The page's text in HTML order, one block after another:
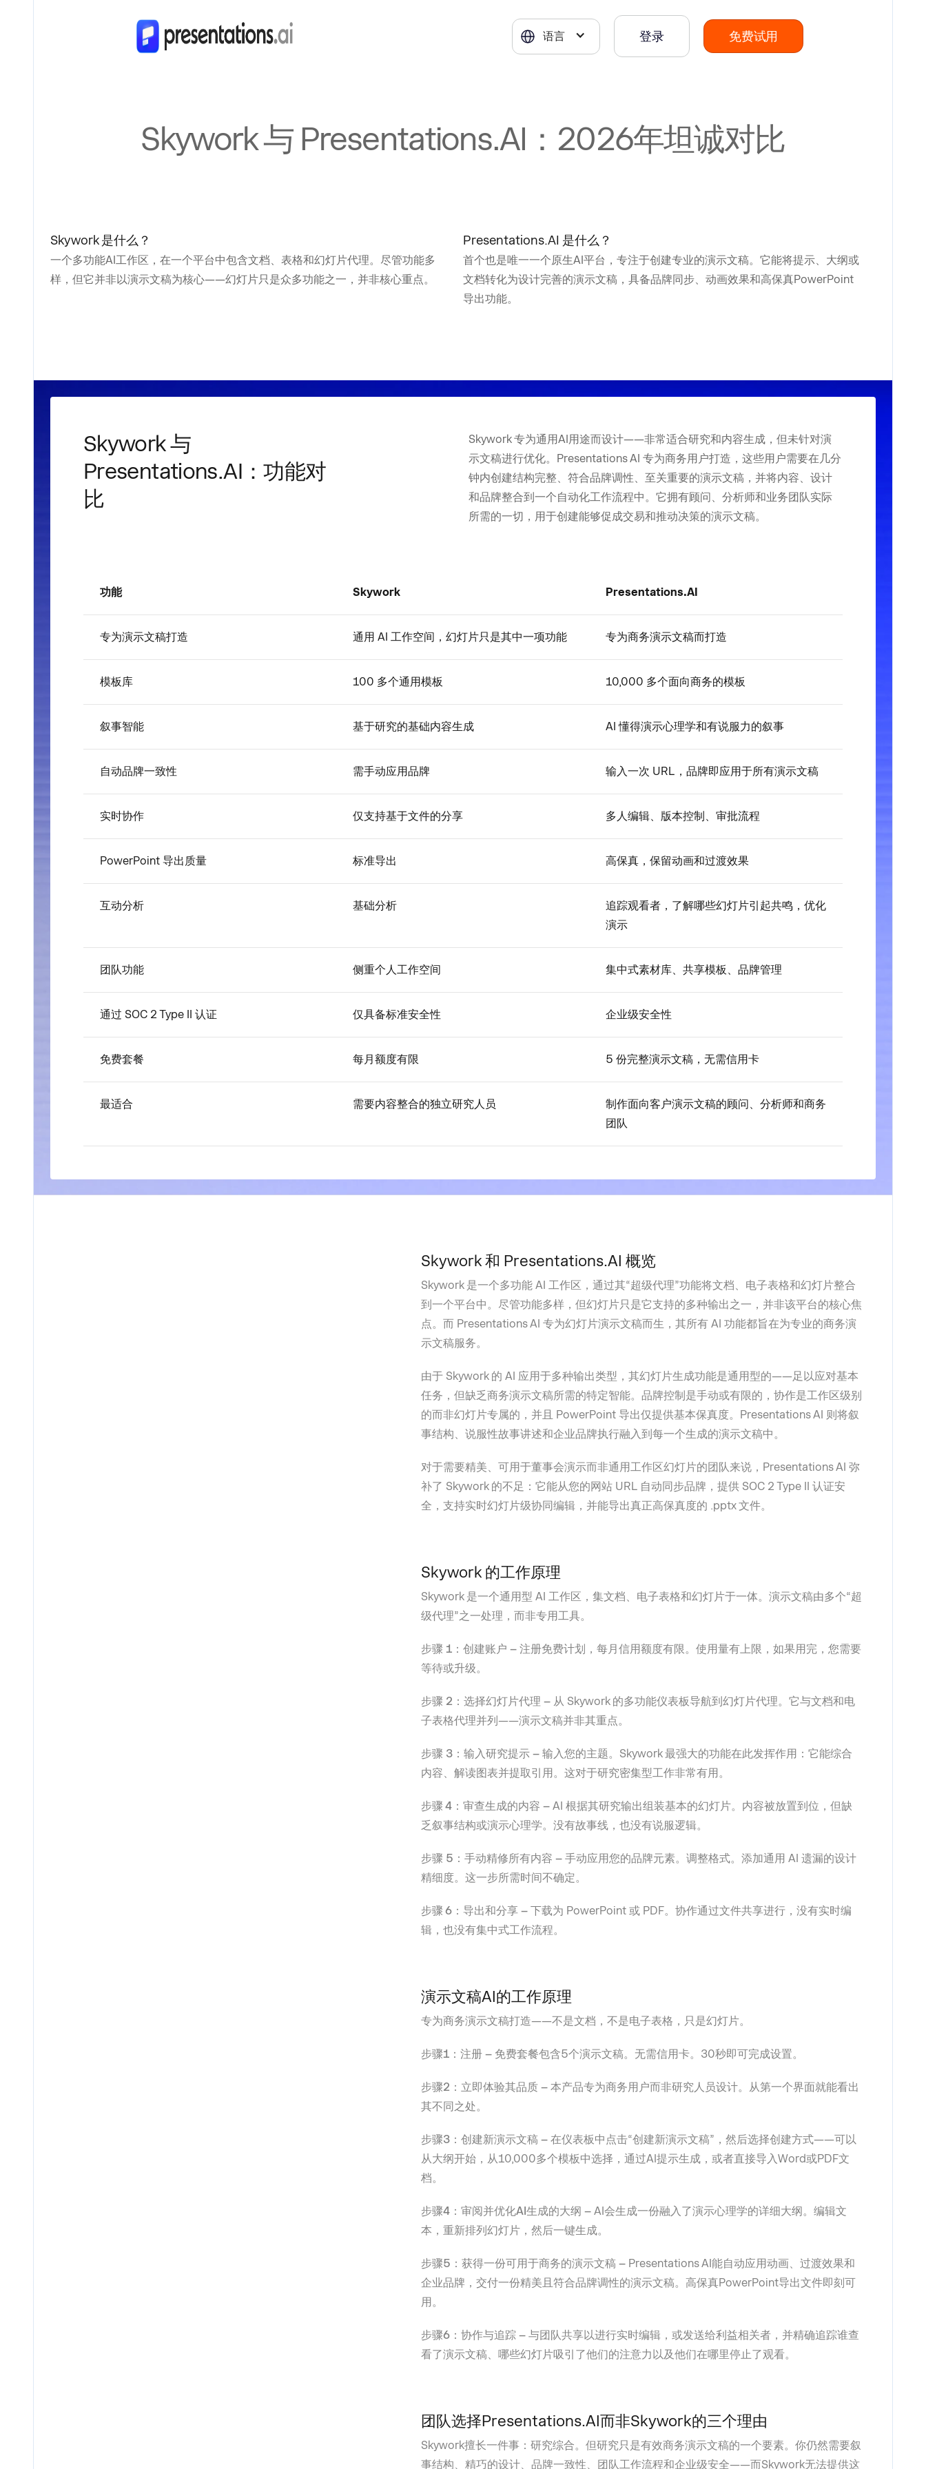
语言 登录 免费试用
Skywork 与 Presentations.AI：2026年坦诚对比
Skywork 是什么？
一个多功能AI工作区，在一个平台中包含文档、表格和幻灯片代理。尽管功能多
样，但它并非以演示文稿为核心——幻灯片只是众多功能之一，并非核心重点。
Presentations.AI 是什么？
首个也是唯一一个原生AI平台，专注于创建专业的演示文稿。它能将提示、大纲或
文档转化为设计完善的演示文稿，具备品牌同步、动画效果和高保真PowerPoint
导出功能。
Skywork 与
Presentations.AI：功能对
比
Skywork 专为通用AI用途而设计——非常适合研究和内容生成，但未针对演
示文稿进行优化。Presentations AI 专为商务用户打造，这些用户需要在几分
钟内创建结构完整、符合品牌调性、至关重要的演示文稿，并将内容、设计
和品牌整合到一个自动化工作流程中。它拥有顾问、分析师和业务团队实际
所需的一切，用于创建能够促成交易和推动决策的演示文稿。
功能 Skywork Presentations.AI
专为演示文稿打造 通用 AI 工作空间，幻灯片只是其中一项功能 专为商务演示文稿而打造
模板库 100 多个通用模板 10,000 多个面向商务的模板
叙事智能 基于研究的基础内容生成 AI 懂得演示心理学和有说服力的叙事
自动品牌一致性 需手动应用品牌 输入一次 URL，品牌即应用于所有演示文稿
实时协作 仅支持基于文件的分享 多人编辑、版本控制、审批流程
PowerPoint 导出质量 标准导出 高保真，保留动画和过渡效果
互动分析 基础分析
追踪观看者，了解哪些幻灯片引起共鸣，优化
演示
团队功能 侧重个人工作空间 集中式素材库、共享模板、品牌管理
通过 SOC 2 Type II 认证 仅具备标准安全性 企业级安全性
免费套餐 每月额度有限 5 份完整演示文稿，无需信用卡
最适合 需要内容整合的独立研究人员
制作面向客户演示文稿的顾问、分析师和商务
团队
Skywork 和 Presentations.AI 概览
Skywork 是一个多功能 AI 工作区，通过其“超级代理”功能将文档、电子表格和幻灯片整合
到一个平台中。尽管功能多样，但幻灯片只是它支持的多种输出之一，并非该平台的核心焦
点。而 Presentations AI 专为幻灯片演示文稿而生，其所有 AI 功能都旨在为专业的商务演
示文稿服务。
由于 Skywork 的 AI 应用于多种输出类型，其幻灯片生成功能是通用型的——足以应对基本
任务，但缺乏商务演示文稿所需的特定智能。品牌控制是手动或有限的，协作是工作区级别
的而非幻灯片专属的，并且 PowerPoint 导出仅提供基本保真度。Presentations AI 则将叙
事结构、说服性故事讲述和企业品牌执行融入到每一个生成的演示文稿中。
对于需要精美、可用于董事会演示而非通用工作区幻灯片的团队来说，Presentations AI 弥
补了 Skywork 的不足：它能从您的网站 URL 自动同步品牌，提供 SOC 2 Type II 认证安
全，支持实时幻灯片级协同编辑，并能导出真正高保真度的 .pptx 文件。
Skywork 的工作原理
Skywork 是一个通用型 AI 工作区，集文档、电子表格和幻灯片于一体。演示文稿由多个“超
级代理”之一处理，而非专用工具。
步骤 1：创建账户 – 注册免费计划，每月信用额度有限。使用量有上限，如果用完，您需要
等待或升级。
步骤 2：选择幻灯片代理 – 从 Skywork 的多功能仪表板导航到幻灯片代理。它与文档和电
子表格代理并列——演示文稿并非其重点。
步骤 3：输入研究提示 – 输入您的主题。Skywork 最强大的功能在此发挥作用：它能综合
内容、解读图表并提取引用。这对于研究密集型工作非常有用。
步骤 4：审查生成的内容 – AI 根据其研究输出组装基本的幻灯片。内容被放置到位，但缺
乏叙事结构或演示心理学。没有故事线，也没有说服逻辑。
步骤 5：手动精修所有内容 – 手动应用您的品牌元素。调整格式。添加通用 AI 遗漏的设计
精细度。这一步所需时间不确定。
步骤 6：导出和分享 – 下载为 PowerPoint 或 PDF。协作通过文件共享进行，没有实时编
辑，也没有集中式工作流程。
演示文稿AI的工作原理
专为商务演示文稿打造——不是文档，不是电子表格，只是幻灯片。
步骤1：注册 – 免费套餐包含5个演示文稿。无需信用卡。30秒即可完成设置。
步骤2：立即体验其品质 – 本产品专为商务用户而非研究人员设计。从第一个界面就能看出
其不同之处。
步骤3：创建新演示文稿 – 在仪表板中点击“创建新演示文稿”，然后选择创建方式——可以
从大纲开始，从10,000多个模板中选择，通过AI提示生成，或者直接导入Word或PDF文
档。
步骤4：审阅并优化AI生成的大纲 – AI会生成一份融入了演示心理学的详细大纲。编辑文
本，重新排列幻灯片，然后一键生成。
步骤5：获得一份可用于商务的演示文稿 – Presentations AI能自动应用动画、过渡效果和
企业品牌，交付一份精美且符合品牌调性的演示文稿。高保真PowerPoint导出文件即刻可
用。
步骤6：协作与追踪 – 与团队共享以进行实时编辑，或发送给利益相关者，并精确追踪谁查
看了演示文稿、哪些幻灯片吸引了他们的注意力以及他们在哪里停止了观看。
团队选择Presentations.AI而非Skywork的三个理由
Skywork擅长一件事：研究综合。但研究只是有效商务演示文稿的一个要素。你仍然需要叙
事结构、精巧的设计、品牌一致性、团队工作流程和企业级安全——而Skywork无法提供这